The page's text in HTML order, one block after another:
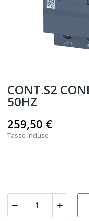
CONT.S2
50HZ
259,50 €
Tasse incluse